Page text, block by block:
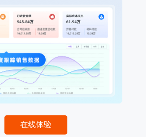
在线体验